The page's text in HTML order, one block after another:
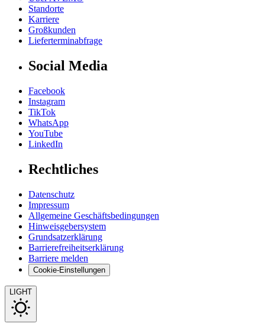
Standorte
Karriere
Großkunden
Lieferterminabfrage
Social Media
Facebook
Instagram
TikTok
WhatsApp
YouTube
LinkedIn
Rechtliches
Datenschutz
Impressum
Allgemeine Geschäftsbedingungen
Hinweisgebersystem
Grundsatzerklärung
Barrierefreiheitserklärung
Barriere melden
Cookie-Einstellungen
LIGHT